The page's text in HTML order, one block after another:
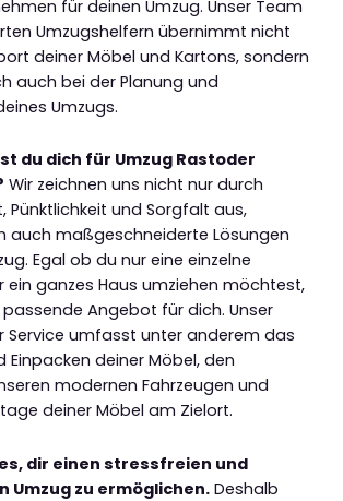
für deinen Umzug. Unser Team
Umzugshelfern übernimmt nicht
deiner Möbel und Kartons, sondern
auch bei der Planung und
Umzugs.
du dich für Umzug Rastoder
Wir zeichnen uns nicht nur durch
Pünktlichkeit und Sorgfalt aus,
auch maßgeschneiderte Lösungen
Egal ob du nur eine einzelne
ein ganzes Haus umziehen möchtest,
Angebot für dich. Unser
Service umfasst unter anderem das
Einpacken deiner Möbel, den
modernen Fahrzeugen und
deiner Möbel am Zielort.
dir einen stressfreien und
Umzug zu ermöglichen. Deshalb